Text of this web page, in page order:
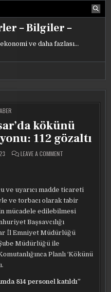
– Bilgiler –
ve daha fazlası…
kökünü
112 gözaltı
LEAVE A COMMENTON
GÖZALTI
ve uyarıcı madde ticareti
ve torbacı olarak tabir
mücadele edilebilmesi
Başsavcılığı
İl Emniyet Müdürlüğü
Müdürlüğü ile
Planlı ‘Kökünü
814 personel katıldı”